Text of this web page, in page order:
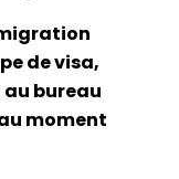
de visa,
bureau
moment